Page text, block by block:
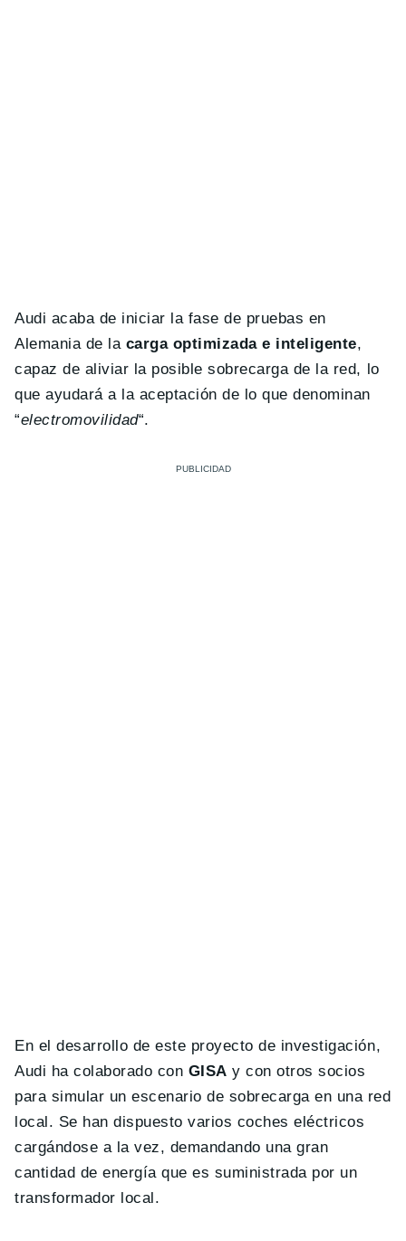
Audi acaba de iniciar la fase de pruebas en
Alemania de la carga optimizada e inteligente,
capaz de aliviar la posible sobrecarga de la red, lo
que ayudará a la aceptación de lo que denominan
“electromovilidad“.
En el desarrollo de este proyecto de investigación,
Audi ha colaborado con GISA y con otros socios
para simular un escenario de sobrecarga en una red
local. Se han dispuesto varios coches eléctricos
cargándose a la vez, demandando una gran
cantidad de energía que es suministrada por un
transformador local.